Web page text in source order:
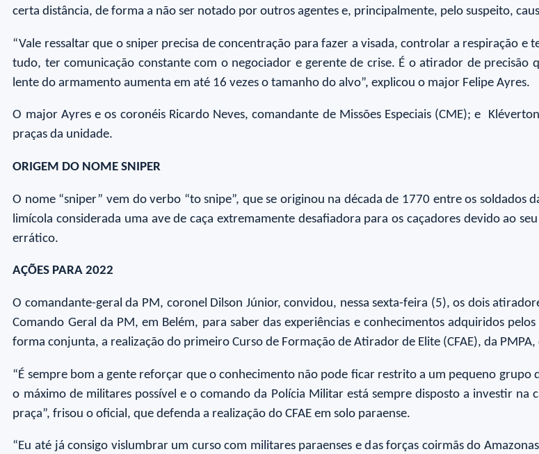
certa distância, de forma a não ser notado por outros agentes e, principalmente, pelo suspeito,
“Vale ressaltar que o sniper precisa de concentração para fazer a visada, controlar a respiração
tudo, ter comunicação constante com o negociador e gerente de crise. É o atirador de precisão
lente do armamento aumenta em até 16 vezes o tamanho do alvo”, explicou o major Felipe Ayres.
O major Ayres e os coronéis Ricardo Neves, comandante de Missões Especiais (CME); e
praças da unidade.
ORIGEM DO NOME SNIPER
O nome “sniper” vem do verbo “to snipe”, que se originou na década de 1770 entre os soldados
limícola considerada uma ave de caça extremamente desafiadora para os caçadores devido ao
errático.
AÇÕES PARA 2022
O comandante-geral da PM, coronel Dilson Júnior, convidou, nessa sexta-feira (5), os dois
Comando Geral da PM, em Belém, para saber das experiências e conhecimentos adquiridos
forma conjunta, a realização do primeiro Curso de Formação de Atirador de Elite (CFAE), da
“É sempre bom a gente reforçar que o conhecimento não pode ficar restrito a um pequeno grupo
o máximo de militares possível e o comando da Polícia Militar está sempre disposto a investir na
praça”, frisou o oficial, que defenda a realização do CFAE em solo paraense.
“Eu até já consigo vislumbrar um curso com militares paraenses e das forças coirmãs do